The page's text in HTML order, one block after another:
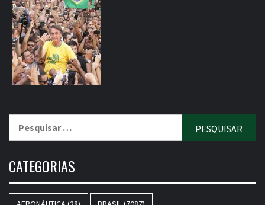
CATEGORIAS